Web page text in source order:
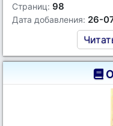
Страниц: 98
Дата добавления: 26-